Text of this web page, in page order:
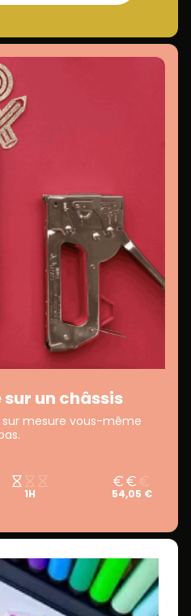
un châssis
sur mesure vous-même
1H 54,05 €